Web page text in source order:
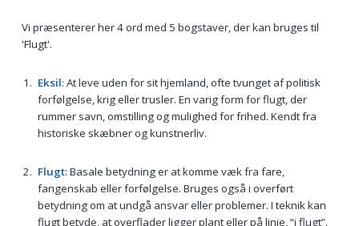
Vi præsenterer her 4 ord med 5 bogstaver, der kan bruges til
'Flugt'.
Eksil: At leve uden for sit hjemland, ofte tvunget af politisk
forfølgelse, krig eller trusler. En varig form for flugt, der
rummer savn, omstilling og mulighed for frihed. Kendt fra
historiske skæbner og kunstnerliv.
Flugt: Basale betydning er at komme væk fra fare,
fangenskab eller forfølgelse. Bruges også i overført
betydning om at undgå ansvar eller problemer. I teknik kan
flugt betyde, at overflader ligger plant eller på linje, “i flugt”.